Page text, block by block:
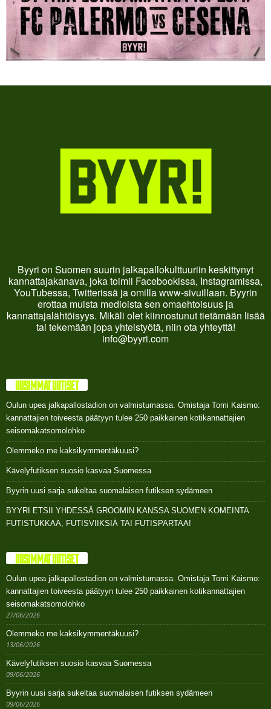
Byyri on Suomen suurin jalkapallokulttuuriin keskittynyt
kannattajakanava, joka toimii Facebookissa, Instagramissa,
YouTubessa, Twitterissä ja omilla www-sivuillaan. Byyrin
erottaa muista medioista sen omaehtoisuus ja
kannattajalähtöisyys. Mikäli olet kiinnostunut tietämään lisää
tai tekemään jopa yhteistyötä, niin ota yhteyttä!
info@byyri.com
UUSIMMAT UUTISET
Oulun upea jalkapallostadion on valmistumassa. Omistaja Tomi Kaismo:
kannattajien toiveesta päätyyn tulee 250 paikkainen kotikannattajien
seisomakatsomolohko
Olemmeko me kaksikymmentäkuusi?
Kävelyfutiksen suosio kasvaa Suomessa
Byyrin uusi sarja sukeltaa suomalaisen futiksen sydämeen
BYYRI ETSII YHDESSÄ GROOMIN KANSSA SUOMEN KOMEINTA
FUTISTUKKAA, FUTISVIIKSIÄ TAI FUTISPARTAA!
UUSIMMAT UUTISET
Oulun upea jalkapallostadion on valmistumassa. Omistaja Tomi Kaismo:
kannattajien toiveesta päätyyn tulee 250 paikkainen kotikannattajien
seisomakatsomolohko
27/06/2026
Olemmeko me kaksikymmentäkuusi?
13/06/2026
Kävelyfutiksen suosio kasvaa Suomessa
09/06/2026
Byyrin uusi sarja sukeltaa suomalaisen futiksen sydämeen
09/06/2026